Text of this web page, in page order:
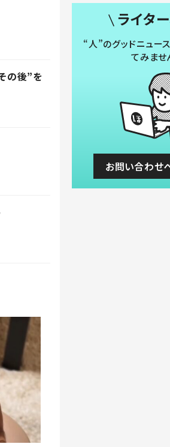
の後”を
ライタ
“人”のグッドニュー
てみませ
お問い合わせ